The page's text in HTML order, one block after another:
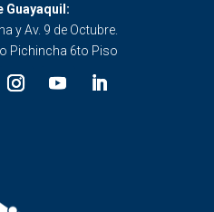
Guayaquil:
y Av. 9 de Octubre.
Pichincha 6to Piso